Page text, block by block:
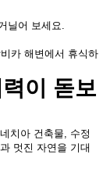
닐어 보세요.
카 해변에서 휴식하
이 돋보
치아 건축물, 수정
멋진 자연을 기대